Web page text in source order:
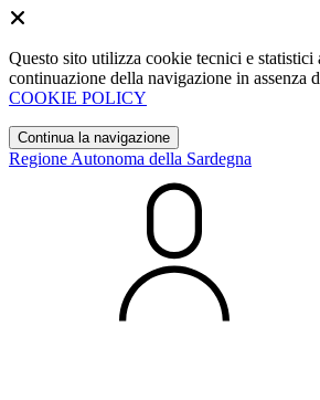
Questo sito utilizza cookie tecnici e
continuazione della navigazione in
COOKIE POLICY
Continua la navigazione
Regione Autonoma della Sardegna